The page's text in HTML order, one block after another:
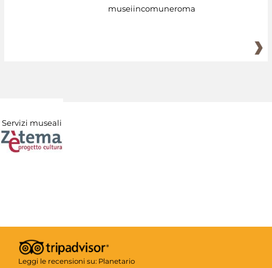
museiincomuneroma
Servizi museali
Leggi le recensioni su: Planetario